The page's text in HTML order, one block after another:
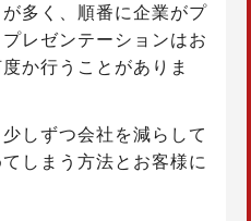
多く、順番に企業がプ
レゼンテーションはお
か行うことがありま
しずつ会社を減らして
しまう方法とお客様に